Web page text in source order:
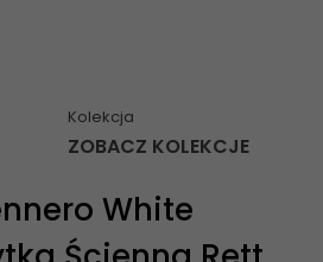
Kolekcja
ZOBACZ KOLEKCJE
White